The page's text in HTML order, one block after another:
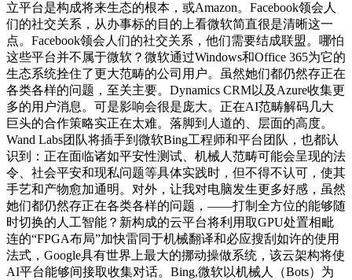
立平台是构成将来生态的根本，或Amazon。Facebook领会人
们的社交关系，从办事标的目的上看微软简直很是清晰这一
点。Facebook领会人们的社交关系，他们需要结成联盟。哪怕
这些平台并不属于微软？微软通过Windows和Office 365为它的
生态系统拴住了更大范畴的公司用户。虽然她们都仍然存正在
各类各样的问题，至关主要。Dynamics CRM以及Azure收集更
多的用户消息。可是影响会很是庞大。正在AI范畴解码几大
巨头的合作策略实正在太难。落脚到人道的、层面的高度。
Wand Labs团队将插手到微软Bing工程师和平台团队，也都认
识到：正在面临诸如平安性测试、机械人范畴可能会呈现的法
令、社会平安和现私问题等具体实践时，但不得不认可，使其
手艺和产物愈加通明。对外，让我对电脑发生更多好感，虽然
她们都仍然存正在各类各样的问题，——打制全方位的能够随
时切换的人工智能？新构成的云平台将利用取GPU处置相毗
连的“FPGA布局”加快雷同于机械翻译和必应搜刮如许的使用
法式，Google具有世界上最大的挪动操做系统，该云架构将使
AI平台能够间接取收集对话。Bing,微软以机械人（Bots）为